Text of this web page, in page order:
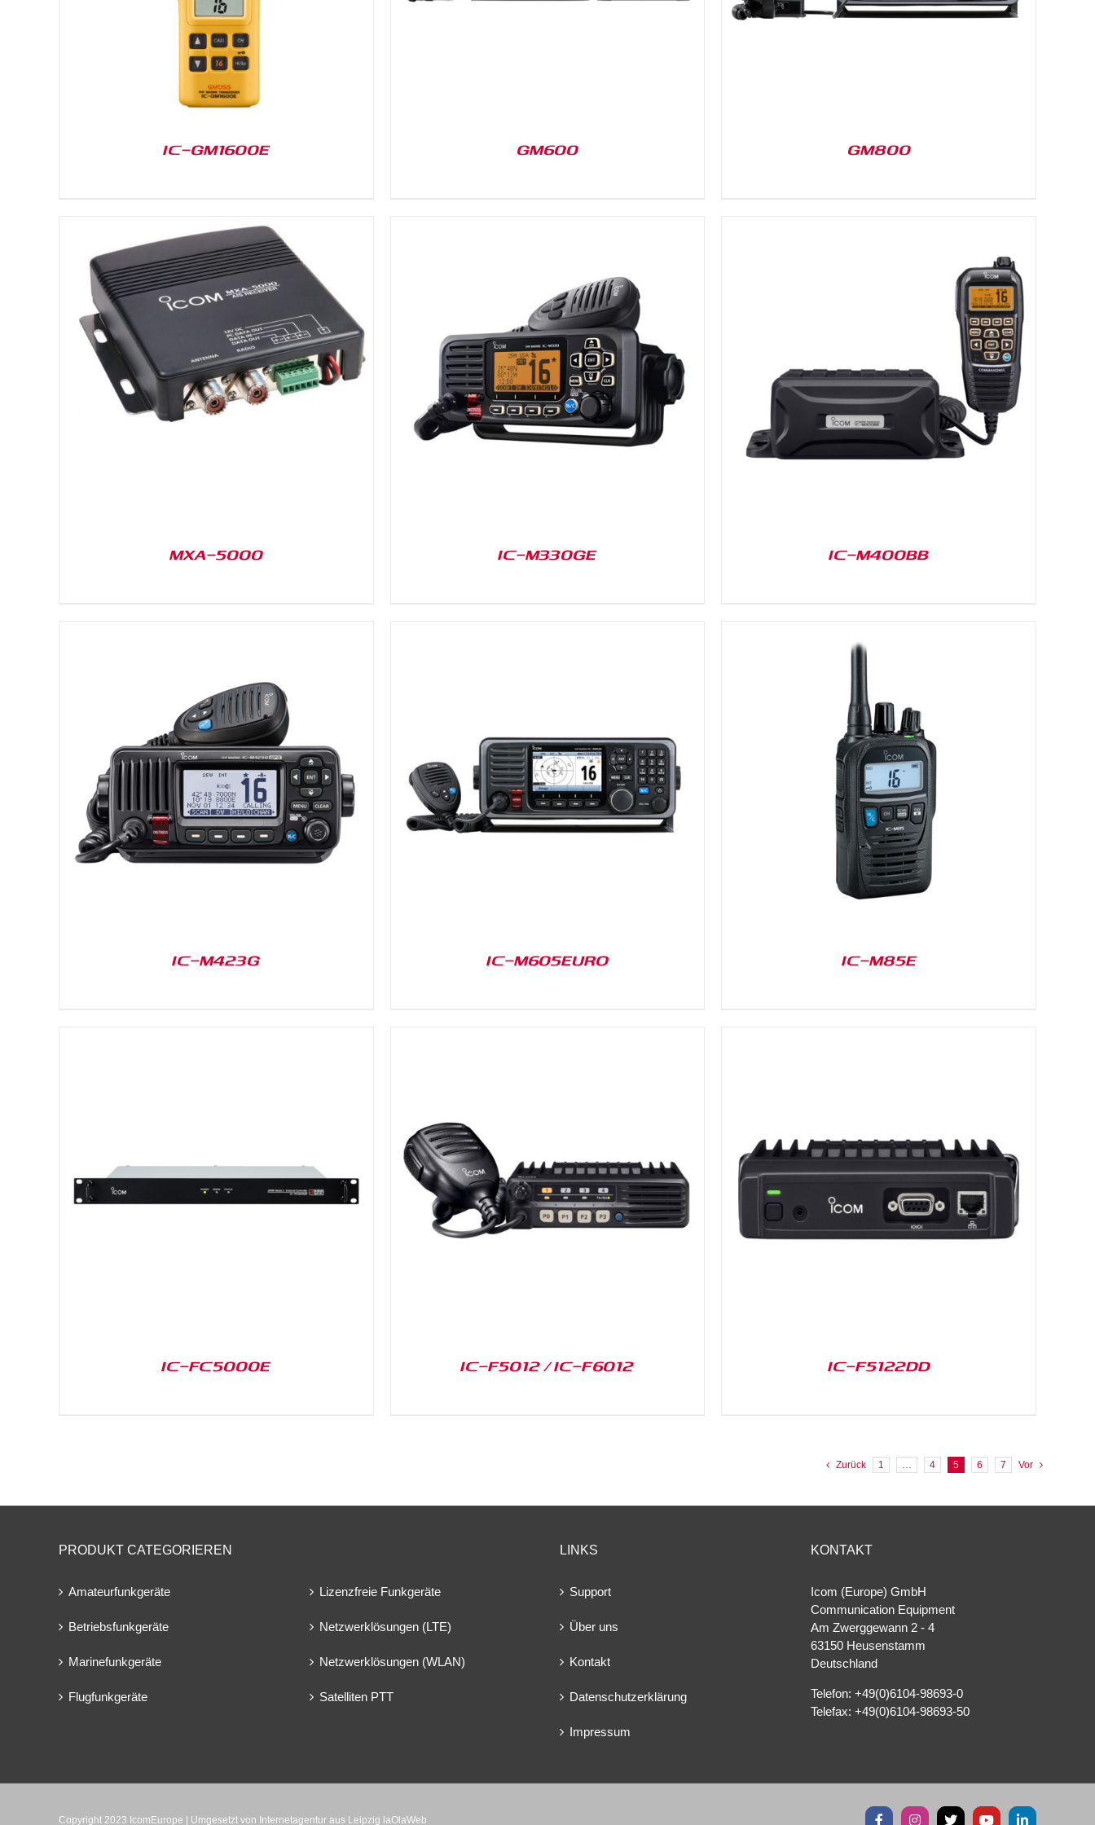
IC-GM1600E GM600 GM800
MXA-5000
DETAILS
IC-M330GE
DETAILS
IC-M400BB
IC-M423G
DETAILS
IC-M605EURO
DETAILS
IC-M85E
IC-FC5000E
DETAILS
IC-F5012 / IC-F6012
DETAILS
IC-F5122DD
Zurück 1 4 5 6 7 Vor
PRODUKT CATEGORIEREN
Amateurfunkgeräte
Betriebsfunkgeräte
Marinefunkgeräte
Flugfunkgeräte
Lizenzfreie Funkgeräte
Netzwerklösungen (LTE)
Netzwerklösungen (WLAN)
Satelliten PTT
LINKS
Support
Über uns
Kontakt
Datenschutzerklärung
Impressum
KONTAKT
Icom (Europe) GmbH
Communication Equipment
Am Zwerggewann 2 ‐ 4
63150 Heusenstamm
Deutschland
Telefon: +49(0)6104-98693-0
Telefax: +49(0)6104-98693-50
Copyright 2023 IcomEurope | Umgesetzt von Internetagentur aus Leipzig laOlaWeb